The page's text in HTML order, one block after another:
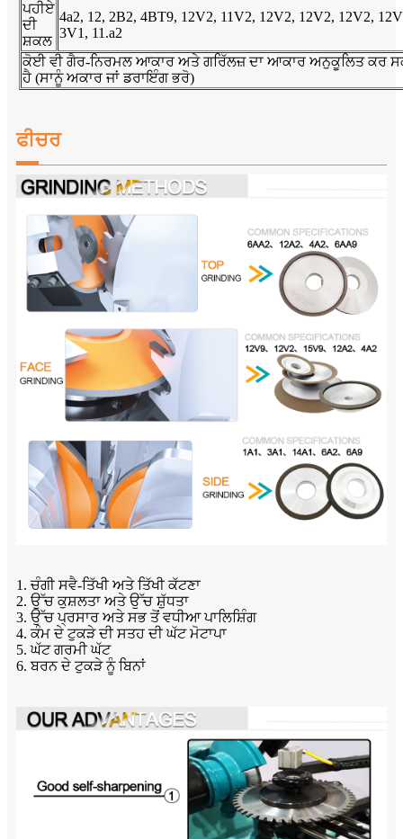
ਪਹੀਏ
ਦੀ
ਸ਼ਕਲ
4a2, 12, 2B2, 4BT9, 12V2, 11V2, 12V2, 12V2, 12V2,
3V1, 11.a2
ਕੋਈ ਵੀ ਗੈਰ-ਨਿਰਮਲ ਆਕਾਰ ਅਤੇ ਗਰਿੱਲਜ਼ ਦਾ ਆਕਾਰ ਅਨੁਕੂਲਿਤ ਕਰ
ਹੈ (ਸਾਨੂੰ ਅਕਾਰ ਜਾਂ ਡਰਾਇੰਗ ਭਰੋ)
ਫੀਚਰ
1. ਚੰਗੀ ਸਵੈ-ਤਿੱਖੀ ਅਤੇ ਤਿੱਖੀ ਕੱਟਣਾ
2. ਉੱਚ ਕੁਸ਼ਲਤਾ ਅਤੇ ਉੱਚ ਸ਼ੁੱਧਤਾ
3. ਉੱਚ ਪ੍ਰਸਾਰ ਅਤੇ ਸਭ ਤੋਂ ਵਧੀਆ ਪਾਲਿਸ਼ਿੰਗ
4. ਕੰਮ ਦੇ ਟੁਕੜੇ ਦੀ ਸਤਹ ਦੀ ਘੱਟ ਮੋਟਾਪਾ
5. ਘੱਟ ਗਰਮੀ ਘੱਟ
6. ਬਰਨ ਦੇ ਟੁਕੜੇ ਨੂੰ ਬਿਨਾਂ